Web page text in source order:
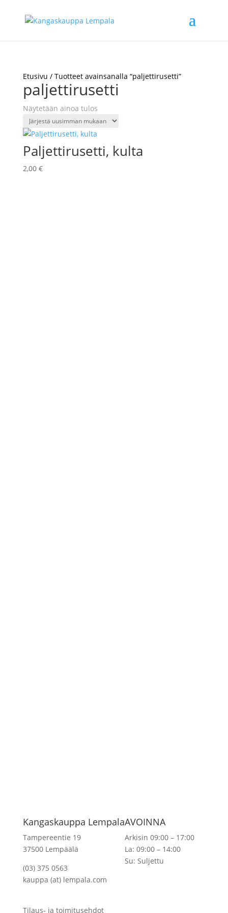
Etusivu / Tuotteet avainsanalla “paljettirusetti”
paljettirusetti
Näytetään ainoa tulos
Paljettirusetti, kulta
2,00 €
Kangaskauppa Lempala
Tampereentie 19
37500 Lempäälä
(03) 375 0563
kauppa (at) lempala.com
AVOINNA
Arkisin 09:00 – 17:00
La: 09:00 – 14:00
Su: Suljettu
Tilaus- ja toimitusehdot